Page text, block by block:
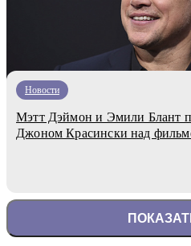
Новости
Мэтт Дэймон и Эмили Блант
Джоном Красински над